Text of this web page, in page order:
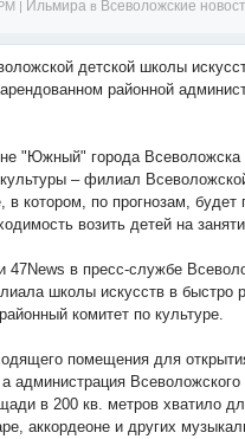
| Ильмира в Всеволожские
детской школы
районной
"Южный" города Всеволожска
– филиал
в котором, по прогнозам,
возить детей на
47News в пресс-службе
школы искусств в быстро
комитет по культуре.
помещения для
администрация
в 200 кв. метров хватило
аккордеоне и других